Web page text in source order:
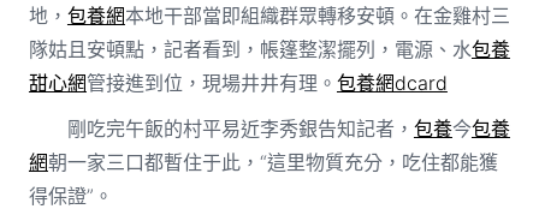
地， 包養網本地干部當即組織群眾轉移安頓。在金雞村三
隊姑且安頓點，記者看到，帳篷整潔擺列，電源、水包養
甜心網管接進到位，現場井井有理。 包養網dcard
剛吃完午飯的村平易近李秀銀告知記者， 包養今包養
網朝一家三口都暫住于此，“這里物質充分，吃住都能獲
得保證”。